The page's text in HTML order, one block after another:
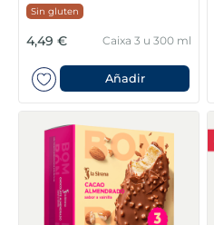
Sin gluten
4,49 € Caixa 3 u 300 ml
Añadir